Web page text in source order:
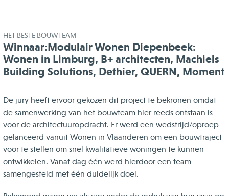
HET BESTE BOUWTEAM
Winnaar:Modulair Wonen Diepenbeek:
Wonen in Limburg, B+ architecten, Machiels
Building Solutions, Dethier, QUERN, Moment
De jury heeft ervoor gekozen dit project te bekronen omdat
de samenwerking van het bouwteam hier reeds ontstaan is
voor de architectuuropdracht. Er werd een wedstrijd/oproep
gelanceerd vanuit Wonen in Vlaanderen om een bouwtraject
voor te stellen om snel kwalitatieve woningen te kunnen
ontwikkelen. Vanaf dag één werd hierdoor een team
samengesteld met één duidelijk doel.